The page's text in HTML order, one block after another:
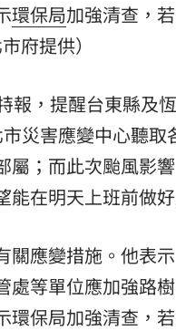
環保局加強清查，
府提供）
報，提醒台東縣及
災害應變中心聽取
屬；而此次颱風影
在明天上班前做好
關應變措施。他表
處等單位應加強路
環保局加強清查，